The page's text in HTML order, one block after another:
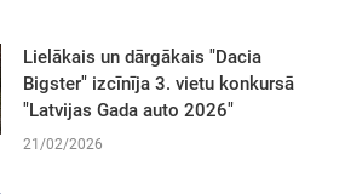
Lielākais un dārgākais "Dacia
Bigster" izcīnīja 3. vietu konkursā
"Latvijas Gada auto 2026"
21/02/2026